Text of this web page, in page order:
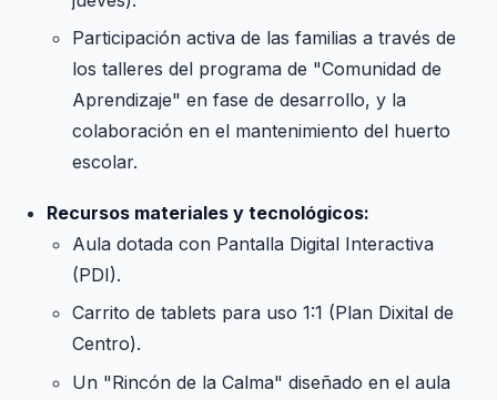
Participación activa de las familias a través de
los talleres del programa de "Comunidad de
Aprendizaje" en fase de desarrollo, y la
colaboración en el mantenimiento del huerto
escolar.
Recursos materiales y tecnológicos:
Aula dotada con Pantalla Digital Interactiva
(PDI).
Carrito de tablets para uso 1:1 (Plan Dixital de
Centro).
Un "Rincón de la Calma" diseñado en el aula